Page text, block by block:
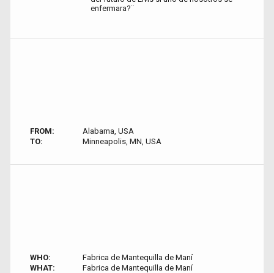
enfermara?¨
FROM:
Alabama, USA
TO:
Minneapolis, MN, USA
WHO:
Fabrica de Mantequilla de Maní
WHAT:
Fabrica de Mantequilla de Maní